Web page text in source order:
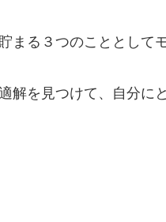
まる３つのこととして
解を見つけて、自分に